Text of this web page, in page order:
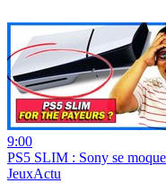
9:00
PS5 SLIM : Sony se
JeuxActu